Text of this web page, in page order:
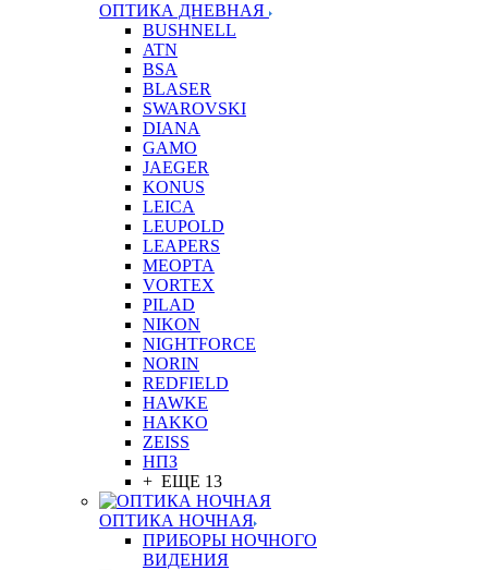
ОПТИКА ДНЕВНАЯ
BUSHNELL
ATN
BSA
BLASER
SWAROVSKI
DIANA
GAMO
JAEGER
KONUS
LEICA
LEUPOLD
LEAPERS
MEOPTA
VORTEX
PILAD
NIKON
NIGHTFORCE
NORIN
REDFIELD
HAWKE
HAKKO
ZEISS
НПЗ
+ ЕЩЕ 13
ОПТИКА НОЧНАЯ
ПРИБОРЫ НОЧНОГО
ВИДЕНИЯ